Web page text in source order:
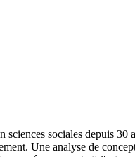
sciences sociales depuis
Une analyse de